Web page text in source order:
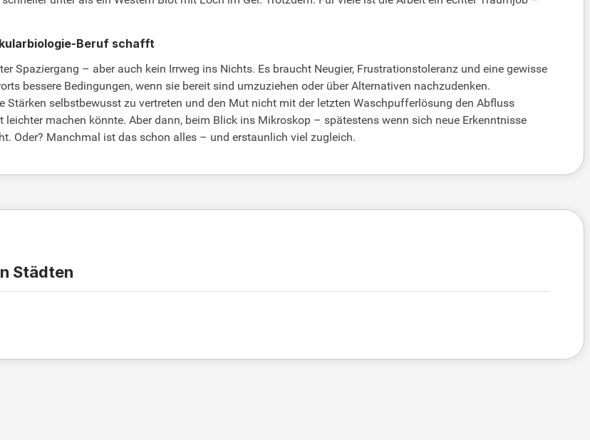
Beruf schafft
Spaziergang – aber auch kein Irrweg ins Nichts. Es braucht Neugier, Frustrationstoleranz und eine gewisse
bessere Bedingungen, wenn sie bereit sind umzuziehen oder über Alternativen nachzudenken.
Stärken selbstbewusst zu vertreten und den Mut nicht mit der letzten Waschpufferlösung den Abfluss
machen könnte. Aber dann, beim Blick ins Mikroskop – spätestens wenn sich neue Erkenntnisse
Oder? Manchmal ist das schon alles – und erstaunlich viel zugleich.
Städten